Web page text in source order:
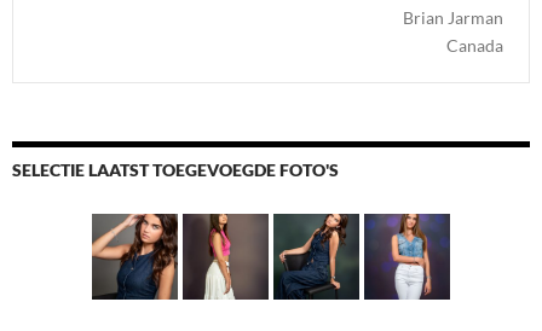
Brian Jarman
Canada
SELECTIE LAATST TOEGEVOEGDE FOTO'S